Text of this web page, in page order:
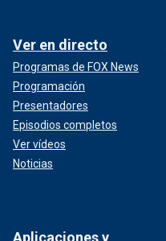
Ver en directo
Programas de FOX News
Programación
Presentadores
Episodios completos
Ver vídeos
Noticias
Aplicaciones y